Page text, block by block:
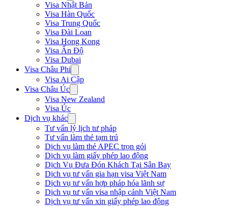
Visa Nhật Bản
Visa Hàn Quốc
Visa Trung Quốc
Visa Đài Loan
Visa Hong Kong
Visa Ấn Độ
Visa Dubai
Visa Châu Phi
Visa Ai Cập
Visa Châu Úc
Visa New Zealand
Visa Úc
Dịch vụ khác
Tư vấn lý lịch tư pháp
Tư vấn làm thẻ tạm trú
Dịch vụ làm thẻ APEC trọn gói
Dịch vụ làm giấy phép lao động
Dịch Vụ Đưa Đón Khách Tại Sân Bay
Dịch vụ tư vấn gia hạn visa Việt Nam
Dịch vụ tư vấn hợp pháp hóa lãnh sự
Dịch vụ tư vấn visa nhập cảnh Việt Nam
Dịch vụ tư vấn xin giấy phép lao động